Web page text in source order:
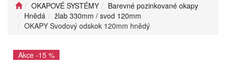
OKAPOVÉ SYSTÉMY
Barevné pozinkované okapy
Hnědá
žlab 330mm / svod 120mm
OKAPY Svodový odskok 120mm hnědý
Akce -15 %